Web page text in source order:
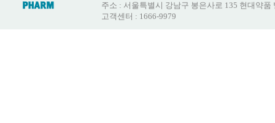
주소 : 서울특별시 강남구 봉은사로 135 현대약품
고객센터 : 1666-9979